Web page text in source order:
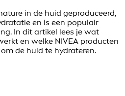
in de huid geproduceerd,
en is een populair
In dit artikel lees je wat
en welke NIVEA producten
de huid te hydrateren.